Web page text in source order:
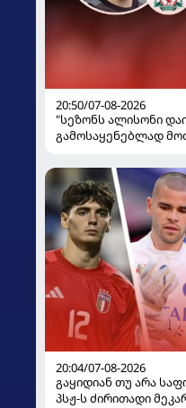
20:50/07-08-2026
"სეზონს ალისონი
გამოსაყენებლად
ყოფილმა მეკარემ
20:04/07-08-2026
გაყიდიან თუ არა
პსჟ-ს ძირითადი